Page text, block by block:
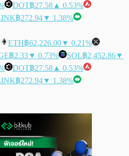
DOT฿27.58 ▲ 0.53%
฿272.94▼ 1.38%
ETH฿62,226.00▼ 0.21%
฿2.33▼ 0.73% SOL฿2,452.86▼
DOT฿27.58 ▲ 0.53%
฿272.94▼ 1.38%